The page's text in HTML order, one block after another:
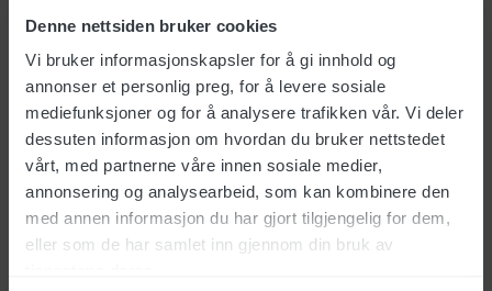
Denne nettsiden bruker cookies
Vi bruker informasjonskapsler for å gi innhold og
annonser et personlig preg, for å levere sosiale
mediefunksjoner og for å analysere trafikken vår. Vi deler
dessuten informasjon om hvordan du bruker nettstedet
vårt, med partnerne våre innen sosiale medier,
annonsering og analysearbeid, som kan kombinere den
med annen informasjon du har gjort tilgjengelig for dem,
eller som de har samlet inn gjennom din bruk av
Gasboy 150/21
Art.no.: 141001
EUR24 817 ex. vat